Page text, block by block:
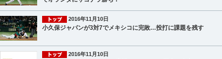
2016年11月10日
小久保ジャパンが3対7でメキシコに完敗…投打に課題を残す
2016年11月10日